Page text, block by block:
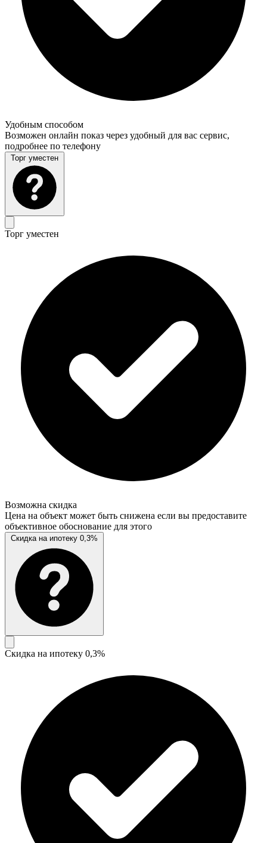
Удобным способом
Возможен онлайн показ через удобный для вас сервис,
подробнее по телефону
Торг уместен
Торг уместен
Возможна скидка
Цена на объект может быть снижена если вы предоставите
объективное обоснование для этого
Скидка на ипотеку 0,3%
Скидка на ипотеку 0,3%